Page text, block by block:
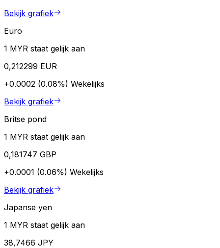
Bekijk grafiek
Euro
1 MYR staat gelijk aan
0,212299 EUR
+0.0002 (0.08%) Wekelijks
Bekijk grafiek
Britse pond
1 MYR staat gelijk aan
0,181747 GBP
+0.0001 (0.06%) Wekelijks
Bekijk grafiek
Japanse yen
1 MYR staat gelijk aan
38,7466 JPY